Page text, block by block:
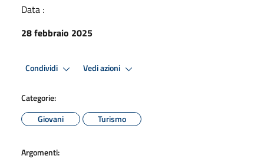
Data :
28 febbraio 2025
Condividi Vedi azioni
Categorie:
Giovani
Turismo
Argomenti: